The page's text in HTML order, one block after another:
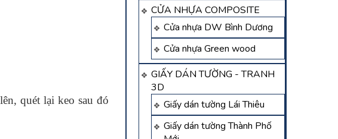
CỬA NHỰA COMPOSITE
Cửa nhựa DW Bình Dương
Cửa nhựa Green wood
GIẤY DÁN TƯỜNG - TRANH
3D
Giấy dán tường Lái Thiêu
Giấy dán tường Thành Phố
quét lại keo sau đó